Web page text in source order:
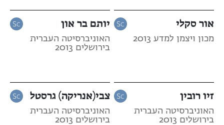
אור סקלי
מכון ויצמן למדע 2013
יותם בר און
האוניברסיטה העברית
בירושלים 2013
זיו רובין
האוניברסיטה העברית
בירושלים 2013
צבי(אנריקה) גרסטל
האוניברסיטה העברית
בירושלים 2013